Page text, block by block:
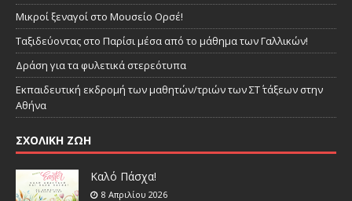
Μικροί ξεναγοί στο Μουσείο Ορσέ!
Ταξιδεύοντας στο Παρίσι μέσα από το μάθημα των Γαλλικών!
Δράση για τα φυλετικά στερεότυπα
Εκπαιδευτική εκδρομή των μαθητών/τριών των ΣΤ΄ τάξεων στην
Αθήνα
ΣΧΟΛΙΚΗ ΖΩΗ
Καλό Πάσχα!
8 Απριλίου 2026